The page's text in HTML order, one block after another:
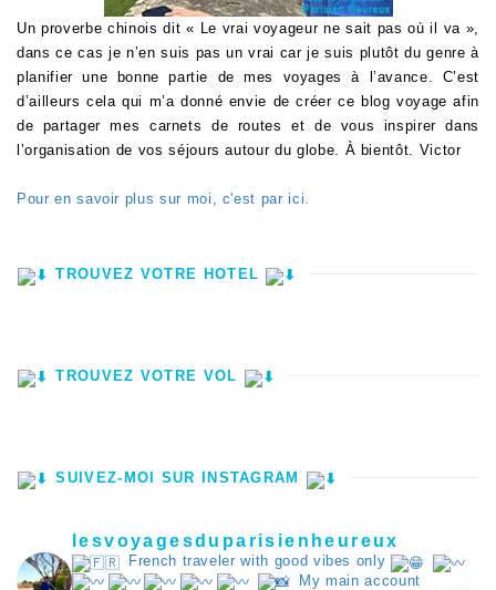
Un proverbe chinois dit « Le vrai voyageur ne sait pas où il va »,
dans ce cas je n’en suis pas un vrai car je suis plutôt du genre à
planifier une bonne partie de mes voyages à l’avance. C’est
d’ailleurs cela qui m’a donné envie de créer ce blog voyage afin
de partager mes carnets de routes et de vous inspirer dans
l’organisation de vos séjours autour du globe. À bientôt. Victor
Pour en savoir plus sur moi, c'est par ici.
TROUVEZ VOTRE HÔTEL
TROUVEZ VOTRE VOL
SUIVEZ-MOI SUR INSTAGRAM
lesvoyagesduparisienheureux
French traveler with good vibes only
My main account